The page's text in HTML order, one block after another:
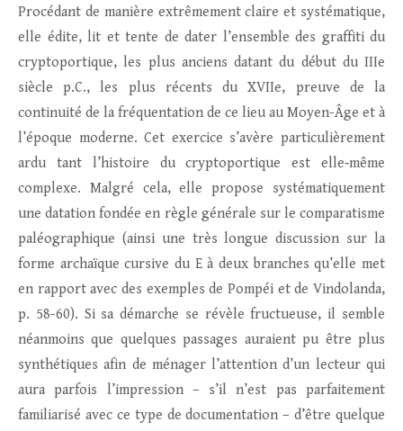
Procédant de manière extrêmement claire et systématique,
elle édite, lit et tente de dater l’ensemble des graffiti du
cryptoportique, les plus anciens datant du début du IIIe
siècle p.C., les plus récents du XVIIe, preuve de la
continuité de la fréquentation de ce lieu au Moyen-Âge et à
l’époque moderne. Cet exercice s’avère particulièrement
ardu tant l’histoire du cryptoportique est elle‑même
complexe. Malgré cela, elle propose systématiquement
une datation fondée en règle générale sur le comparatisme
paléographique (ainsi une très longue discussion sur la
forme archaïque cursive du E à deux branches qu’elle met
en rapport avec des exemples de Pompéi et de Vindolanda,
p. 58-60). Si sa démarche se révèle fructueuse, il semble
néanmoins que quelques passages auraient pu être plus
synthétiques afin de ménager l’attention d’un lecteur qui
aura parfois l’impression – s’il n’est pas parfaitement
familiarisé avec ce type de documentation – d’être quelque